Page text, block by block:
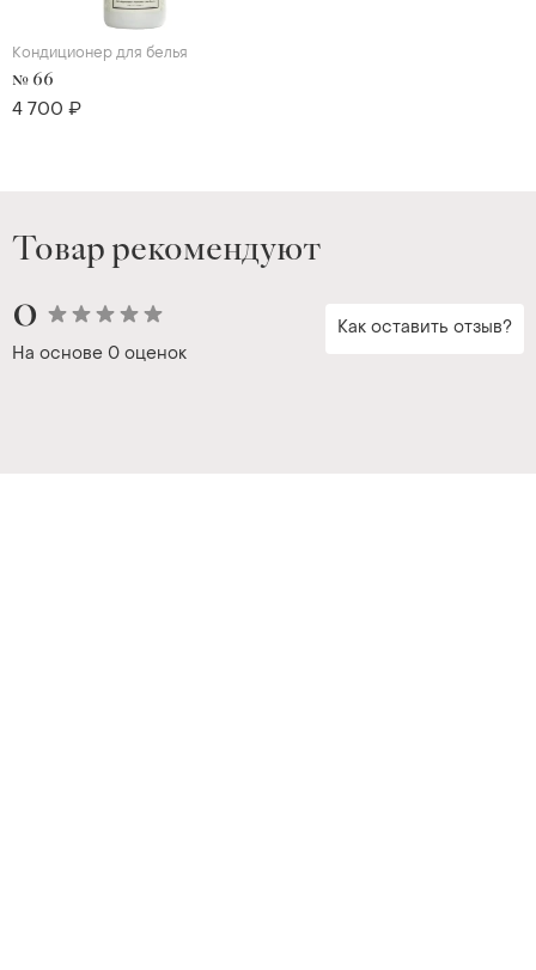
Кондиционер для белья
№ 66
4 700 ₽
Товар рекомендуют
0
На основе 0 оценок
Как оставить отзыв?